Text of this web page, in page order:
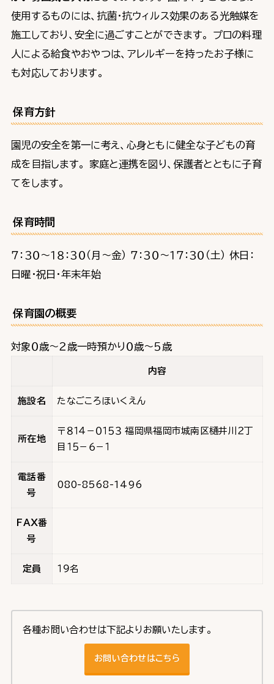
使用するものには、抗菌・抗ウィルス効果のある光触媒を
施工しており、安全に過ごすことができます。 プロの料理
人による給食やおやつは、アレルギーを持ったお子様に
も対応しております。
保育方針
園児の安全を第一に考え、心身ともに健全な子どもの育
成を目指します。 家庭と連携を図り、保護者とともに子育
てをします。
保育時間
７：３０～１８：３０（月～金） ７：３０～１７：３０（土） 休日：
日曜・祝日・年末年始
保育園の概要
対象０歳～２歳一時預かり０歳～５歳
内容
施設名 たなごころほいくえん
所在地
〒８１４－０１５３ 福岡県福岡市城南区樋井川２丁
目１５－６－１
電話番
号
080-8568-1496
FAX番
号
定員 １９名
各種お問い合わせは下記よりお願いたします。
お問い合わせはこちら